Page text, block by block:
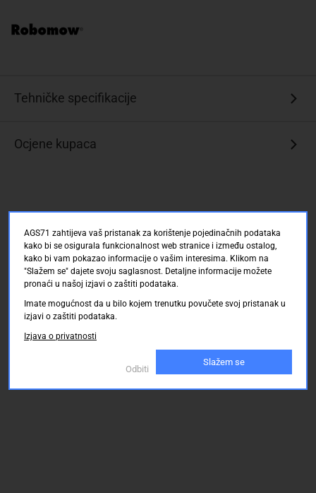
Tehničke specifikacije
Ocjene kupaca
AGS71 zahtijeva vaš pristanak za korištenje pojedinačnih podataka
kako bi se osigurala funkcionalnost web stranice i između ostalog,
kako bi vam pokazao informacije o vašim interesima. Klikom na
"Slažem se" dajete svoju saglasnost. Detaljne informacije možete
pronaći u našoj izjavi o zaštiti podataka.
Imate mogućnost da u bilo kojem trenutku povučete svoj pristanak u
izjavi o zaštiti podataka.
Izjava o privatnosti
Odbiti
Slažem se